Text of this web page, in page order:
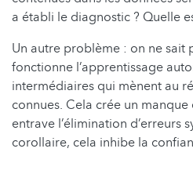
a établi le diagnostic ? Quelle
Un autre problème : on ne sait
fonctionne l’apprentissage
intermédiaires qui mènent au
connues. Cela crée un
entrave l’élimination d’erreurs
corollaire, cela inhibe la